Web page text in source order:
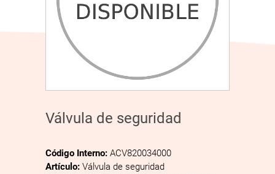
Válvula de seguridad
Código Interno: ACV820034000
Artículo: Válvula de seguridad